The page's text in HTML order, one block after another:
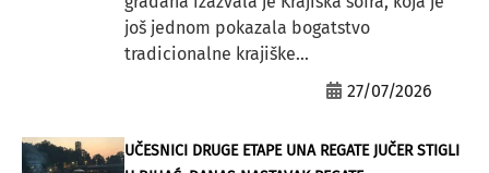
još jednom pokazala bogatstvo
tradicionalne krajiške...
27/07/2026
UČESNICI DRUGE ETAPE UNA REGATE JUČER STIGLI